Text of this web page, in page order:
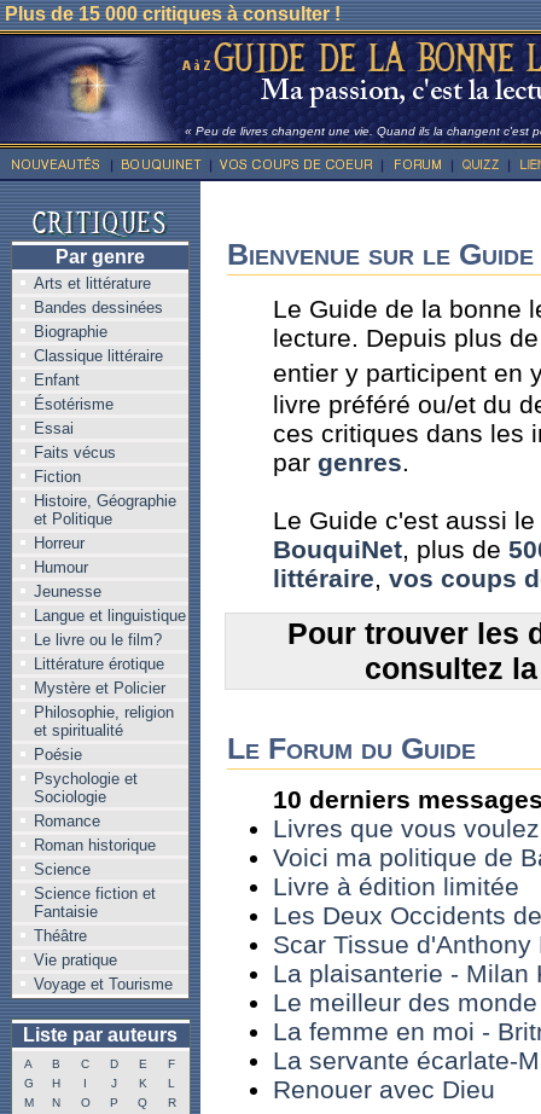
Plus de 15 000 critiques à consulter !
« Peu de livres changent une vie. Quand ils la changent c'est
Par genre
Arts et littérature
Bandes dessinées
Biographie
Classique littéraire
Enfant
Ésotérisme
Essai
Faits vécus
Fiction
Histoire, Géographie
et Politique
Horreur
Humour
Jeunesse
Langue et linguistique
Le livre ou le film?
Littérature érotique
Mystère et Policier
Philosophie, religion
et spiritualité
Poésie
Psychologie et
Sociologie
Romance
Roman historique
Science
Science fiction et
Fantaisie
Théâtre
Vie pratique
Voyage et Tourisme
Liste par auteurs
A B C D E
F
G
H I J K
L
M
N O P Q
R
Bienvenue sur le Guide
Le Guide de la bonne
lecture. Depuis plus
entier y participent en
livre préféré ou/et du
ces critiques dans les
par genres.
Le Guide c'est aussi
BouquiNet, plus de
littéraire, vos coups
Pour trouver les
consultez
Le Forum du Guide
10 derniers
Livres que vous
Voici ma politique de
Livre à édition limitée
Les Deux Occidents
Scar Tissue d'Anthony
La plaisanterie - Milan
Le meilleur des
La femme en moi -
La servante écarlate-
Renouer avec Dieu